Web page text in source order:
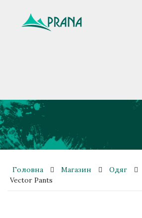
Головна Магазин Одяг
Vector Pants